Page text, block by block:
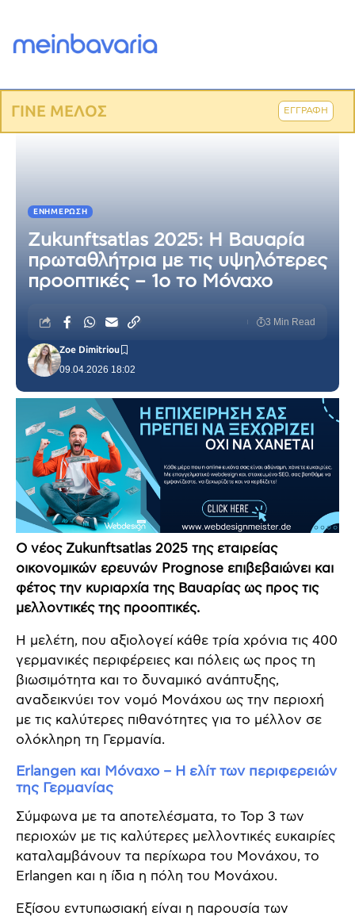
ΓΙΝΕ ΜΕΛΟΣ ΕΓΓΡΑΦΗ
ΕΝΗΜΈΡΩΣΗ
Zukunftsatlas 2025: Η Βαυαρία
πρωταθλήτρια με τις υψηλότερες
προοπτικές – 1ο το Μόναχο
09.04.2026 18:02
Zoe Dimitriou
3 Min Read
Ο νέος Zukunftsatlas 2025 της εταιρείας
οικονομικών ερευνών Prognose επιβεβαιώνει και
φέτος την κυριαρχία της Βαυαρίας ως προς τις
μελλοντικές της προοπτικές.
Η μελέτη, που αξιολογεί κάθε τρία χρόνια τις 400
γερμανικές περιφέρειες και πόλεις ως προς τη
βιωσιμότητα και το δυναμικό ανάπτυξης,
αναδεικνύει τον νομό Μονάχου ως την περιοχή
με τις καλύτερες πιθανότητες για το μέλλον σε
ολόκληρη τη Γερμανία.
Erlangen και Μόναχο – Η ελίτ των περιφερειών
της Γερμανίας
Σύμφωνα με τα αποτελέσματα, το Top 3 των
περιοχών με τις καλύτερες μελλοντικές ευκαιρίες
καταλαμβάνουν τα περίχωρα του Μονάχου, το
Erlangen και η ίδια η πόλη του Μονάχου.
Εξίσου εντυπωσιακή είναι η παρουσία των